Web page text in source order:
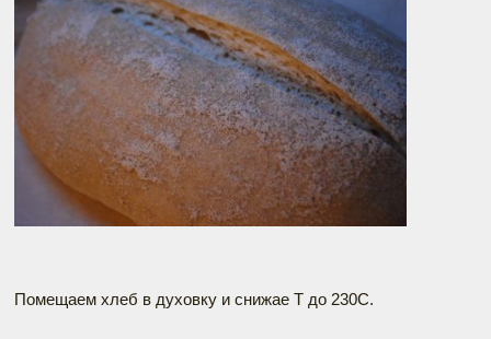
Помещаем хлеб в духовку и снижае Т до 230С.